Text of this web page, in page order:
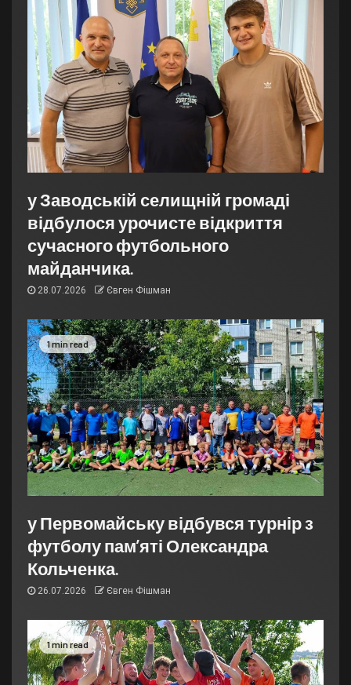
у Заводській селищній громаді
відбулося урочисте відкриття
сучасного футбольного
майданчика.
28.07.2026 Євген Фішман
1 min read
у Первомайську відбувся турнір з
футболу пам’яті Олександра
Кольченка.
26.07.2026 Євген Фішман
1 min read